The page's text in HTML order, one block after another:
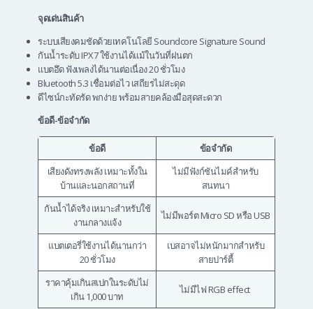
จุดเด่นสินค้า
ระบบเสียงคมชัดด้วยเทคโนโลยี Soundcore Signature Sound
กันน้ำระดับ IPX7 ใช้งานได้แม้ในวันที่ฝนตก
แบตอึด ฟังเพลงได้นานต่อเนื่อง 20 ชั่วโมง
Bluetooth 5.3 เชื่อมต่อไว เสถียรไม่สะดุด
ดีไซน์กะทัดรัด พกง่าย พร้อมสายคล้องมือสุดสะดวก
ข้อดี-ข้อจำกัด
ข้อดี
ข้อจำกัด
เสียงดังทรงพลัง เหมาะทั้งใน
บ้านและนอกสถานที่
ไม่มีฟังก์ชันไมค์สำหรับ
สนทนา
กันน้ำได้จริง เหมาะสำหรับใช้
งานกลางแจ้ง
ไม่มีพอร์ต Micro SD หรือ USB
แบตเตอรี่ใช้งานได้นานกว่า
20 ชั่วโมง
เบสอาจไม่หนักมากสำหรับ
สายปาร์ตี้
ราคาคุ้มเกินสเปกในระดับไม่
เกิน 1,000 บาท
ไม่มีไฟ RGB effect